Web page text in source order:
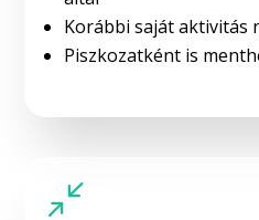
Korábbi saját aktivitás
Piszkozatként is
/